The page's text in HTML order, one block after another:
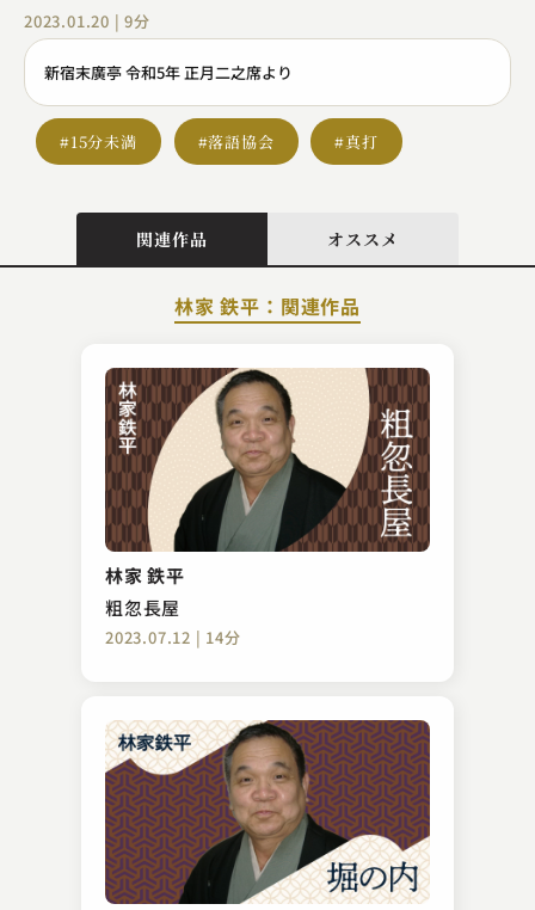
2023.01.20 | 9分
新宿末廣亭 令和5年 正月二之席より
#15分未満 #落語協会 #真打
関連作品 オススメ
林家 鉄平：関連作品
林家 鉄平
粗忽長屋
2023.07.12 | 14分
入船亭 扇橋
高砂や
2023.02.24 | 14分
古今亭 菊太楼